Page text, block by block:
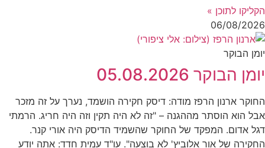
הקליקו לתוכן »
06/08/2026
יומן הבוקר
יומן הבוקר 05.08.2026
החוקר ארנון הרפז מודה: דיסק חקירה הושמד, נערך על זה מזכר
אבל הוא הוסתר מההגנה – "זה לא היה תקין וזה היה חריג. הרמתי
דגל אדום. המפקד של החוקר שהשמיד הדיסק היה אורי קנר.
החקירה של אור אלוביץ' לא בוצעה". עו"ד עמית חדד: אתה יודע